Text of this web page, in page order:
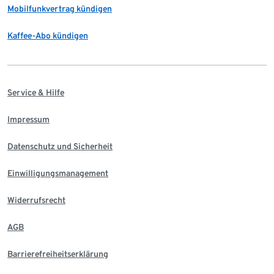
Mobilfunkvertrag kündigen
Kaffee-Abo kündigen
Service & Hilfe
Impressum
Datenschutz und Sicherheit
Einwilligungsmanagement
Widerrufsrecht
AGB
Barrierefreiheitserklärung